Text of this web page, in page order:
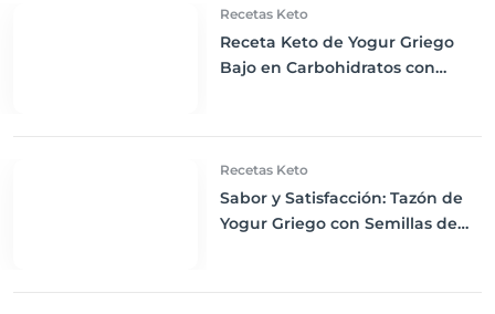
Recetas Keto
Receta Keto de Yogur Griego
Bajo en Carbohidratos con
Recetas Keto
Sabor y Satisfacción: Tazón de
Yogur Griego con Semillas de